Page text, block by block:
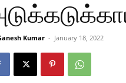
Kumar - January 18, 2022